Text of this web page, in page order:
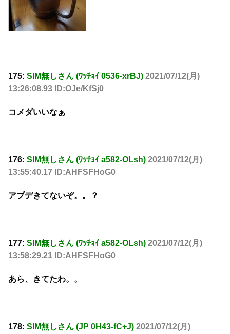
175: SIM無しさん (ﾜｯﾁｮｲ 0536-xrBJ) 2021/07/12(月)
13:26:08.93 ID:OJe/KfSj0
コメダいいなぁ
176: SIM無しさん (ﾜｯﾁｮｲ a582-OLsh) 2021/07/12(月)
13:55:40.17 ID:AHFSFHoG0
アプデきてないぞ。。？
177: SIM無しさん (ﾜｯﾁｮｲ a582-OLsh) 2021/07/12(月)
13:58:29.21 ID:AHFSFHoG0
あら、きてたわ。。
178: SIM無しさん (JP 0H43-fC+J) 2021/07/12(月)